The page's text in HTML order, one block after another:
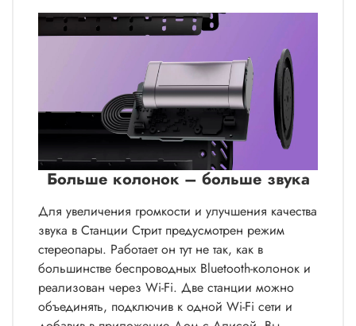
Больше колонок – больше звука
Для увеличения громкости и улучшения качества
звука в Станции Стрит предусмотрен режим
стереопары. Работает он тут не так, как в
большинстве беспроводных Bluetooth-колонок и
реализован через Wi-Fi. Две станции можно
объединять, подключив к одной Wi-Fi сети и